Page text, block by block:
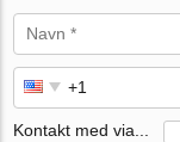
Kontakt med via...